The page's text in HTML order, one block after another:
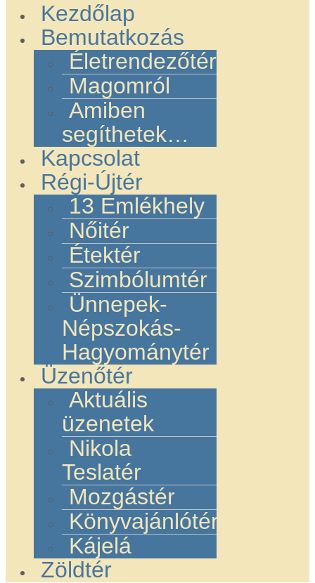
Kezdőlap
Bemutatkozás
Életrendezőtér
Magomról
Amiben
segíthetek…
Kapcsolat
Régi-Újtér
13 Emlékhely
Nőitér
Étektér
Szimbólumtér
Ünnepek-
Népszokás-
Hagyománytér
Üzenőtér
Aktuális
üzenetek
Nikola
Teslatér
Mozgástér
Könyvajánlótér
Kájelá
Zöldtér